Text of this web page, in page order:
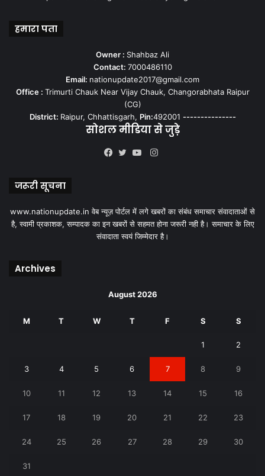
हमारा पता
Owner : Shahbaz Ali
Contact: 7000486110
Email: nationupdate2017@gmail.com
Office : Trimurti Chauk Near Vijay Chauk, Changorabhata Raipur
(CG)
District: Raipur, Chhattisgarh, Pin:492001 ---------------
सोशल मीडिया से जुड़े
Instagram
जरूरी सूचना
www.nationupdate.in वेब न्यूज़ पोर्टल में लगे खबरों का संबंध समाचार संवादाताओं से
है, स्वामी प्रकाशक, सम्पादक का इन खबरों से सहमत होना जरूरी नही है। समाचार के लिए
संवादाता स्वयं जिम्मेदार है।
Archives
August 2026
M T W T F S S
1 2
3 4 5 6 7 8 9
10 11 12 13 14 15 16
17 18 19 20 21 22 23
24 25 26 27 28 29 30
31